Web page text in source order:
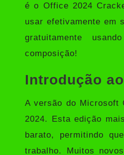
é o Office 2024
usar efetivamente em
gratuitamente
composição!
Introdução
A versão do Microsoft
2024. Esta edição
barato, permitindo
trabalho. Muitos